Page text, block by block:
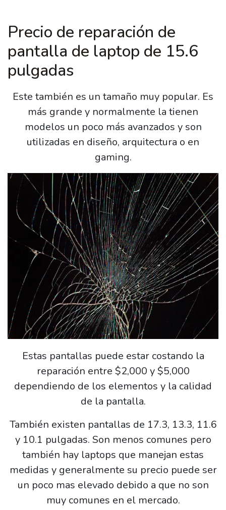
Precio de reparación de
pantalla de laptop de 15.6
pulgadas
Este también es un tamaño muy popular. Es
más grande y normalmente la tienen
modelos un poco más avanzados y son
utilizadas en diseño, arquitectura o en
gaming.
Estas pantallas puede estar costando la
reparación entre $2,000 y $5,000
dependiendo de los elementos y la calidad
de la pantalla.
También existen pantallas de 17.3, 13.3, 11.6
y 10.1 pulgadas. Son menos comunes pero
también hay laptops que manejan estas
medidas y generalmente su precio puede ser
un poco mas elevado debido a que no son
muy comunes en el mercado.